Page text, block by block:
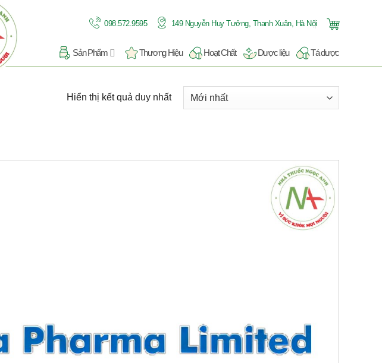
098.572.9595 149 Nguyễn Huy Tưởng, Thanh Xuân, Hà Nội
Sản Phẩm Thương Hiệu Hoạt Chất Dược liệu Tá dược
Hiển thị kết quả duy nhất